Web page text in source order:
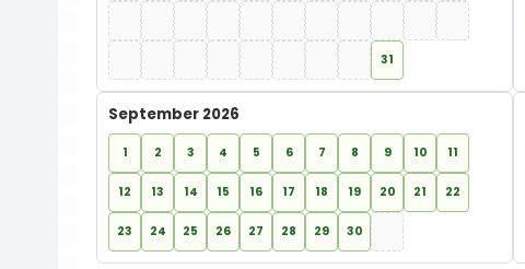
31
September 2026
1 2 3 4 5 6 7 8 9 10 11
12 13 14 15 16 17 18 19 20 21 22
23 24 25 26 27 28 29 30